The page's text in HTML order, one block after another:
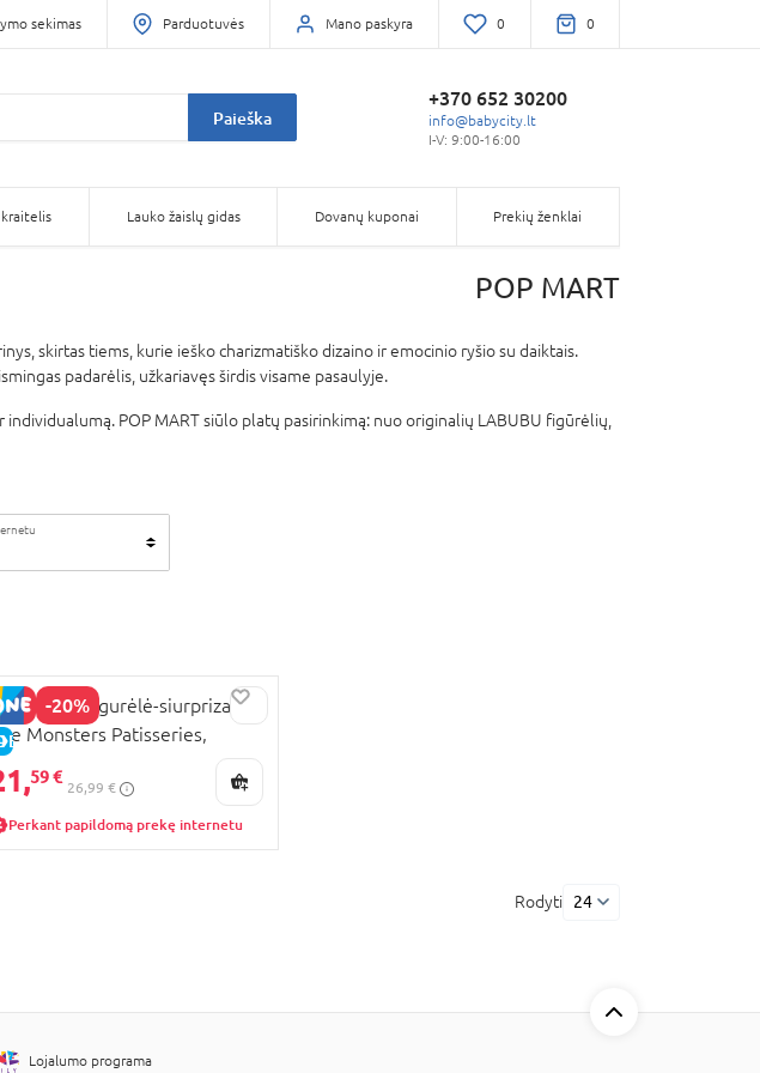
sekimas Parduotuvės Mano paskyra 0 0
Paieška
+370 652 30200
info@babycity.lt
I-V: 9:00-16:00
Lauko žaislų gidas Dovanų kuponai Prekių ženklai
POP MART
skirtas tiems, kurie ieško charizmatiško dizaino ir emocinio ryšio su daiktais.
padarėlis, užkariavęs širdis visame pasaulyje.
POP MART siūlo platų pasirinkimą: nuo originalių LABUBU figūrėlių,
-20%
E-KAINA
MART figurėlė-siurprizas
Monsters Patisseries,
59 €
26,99 €
Perkant papildomą prekę internetu
Rodyti 24
Lojalumo programa